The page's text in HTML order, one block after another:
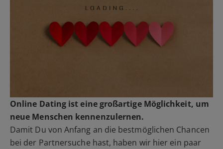
Online Dating ist eine großartige Möglichkeit, um
neue Menschen kennenzulernen.
Damit Du von Anfang an die bestmöglichen Chancen
bei der Partnersuche hast, haben wir hier ein paar